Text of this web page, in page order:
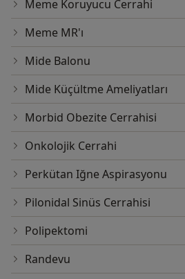
Meme Koruyucu Cerrahi
Meme MR'ı
Mide Balonu
Mide Küçültme Ameliyatları
Morbid Obezite Cerrahisi
Onkolojik Cerrahi
Perkütan Iğne Aspirasyonu
Pilonidal Sinüs Cerrahisi
Polipektomi
Randevu